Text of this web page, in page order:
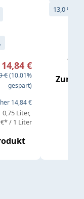
14,84 €
Preis:
€(10.01%
gespart)
14,84 €
0,75 Liter
€* / 1 Liter
13,0 % vol.
Zum